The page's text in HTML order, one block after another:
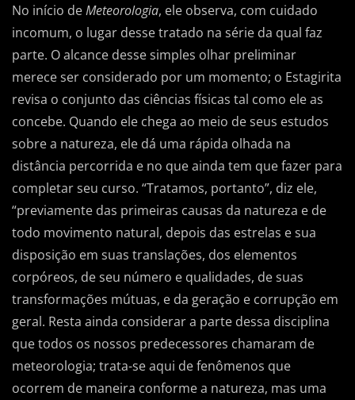
No início deMeteorologia, ele observa, com cuidado
incomum, o lugar desse tratado na série da qual faz
parte. O alcance desse simples olhar preliminar
merece ser considerado por um momento; o Estagirita
revisa o conjunto das ciências físicas tal como ele as
concebe. Quando ele chega ao meio de seus estudos
sobre a natureza, ele dá uma rápida olhada na
distância percorrida e no que ainda tem que fazer para
completar seu curso. “Tratamos, portanto”, diz ele,
“previamente das primeiras causas da natureza e de
todo movimento natural, depois das estrelas e sua
disposição em suas translações, dos elementos
corpóreos, de seu número e qualidades, de suas
transformações mútuas, e da geração e corrupção em
geral. Resta ainda considerar a parte dessa disciplina
que todos os nossos predecessores chamaram de
meteorologia; trata-se aqui de fenômenos que
ocorrem de maneira conforme a natureza, mas uma